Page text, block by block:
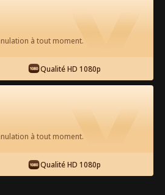
en un éclair à mon
rupture Film
Tous les épisodes
48
à tout moment.
Qualité HD 1080p
à tout moment.
Qualité HD 1080p